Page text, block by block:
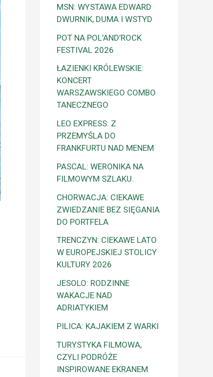
MSN: WYSTAWA EDWARD
DWURNIK, DUMA I WSTYD
POT NA POL’AND’ROCK
FESTIVAL 2026
ŁAZIENKI KRÓLEWSKIE:
KONCERT
WARSZAWSKIEGO COMBO
TANECZNEGO
LEO EXPRESS: Z
PRZEMYŚLA DO
FRANKFURTU NAD MENEM
PASCAL: WERONIKA NA
FILMOWYM SZLAKU.
CHORWACJA: CIEKAWE
ZWIEDZANIE BEZ SIĘGANIA
DO PORTFELA
TRENCZYN: CIEKAWE LATO
W EUROPEJSKIEJ STOLICY
KULTURY 2026
JESOLO: RODZINNE
WAKACJE NAD
ADRIATYKIEM
PILICA: KAJAKIEM Z WARKI
TURYSTYKA FILMOWA,
CZYLI PODRÓŻE
INSPIROWANE EKRANEM